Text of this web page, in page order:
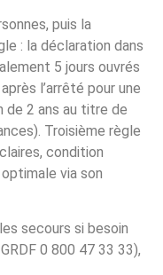
puis la
: la déclaration dans
5 jours ouvrés
l’arrêté pour une
2 ans au titre de
Troisième règle
condition
via son
secours si besoin
0 800 47 33 33),